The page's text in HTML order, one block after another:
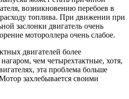
возникновению перебоев в
топлива. При движении при
заслонки двигатель очень
мотороллера очень слабое.
двигателей более
чем четырехтактные, хотя,
эта проблема больше
захлебывается своими